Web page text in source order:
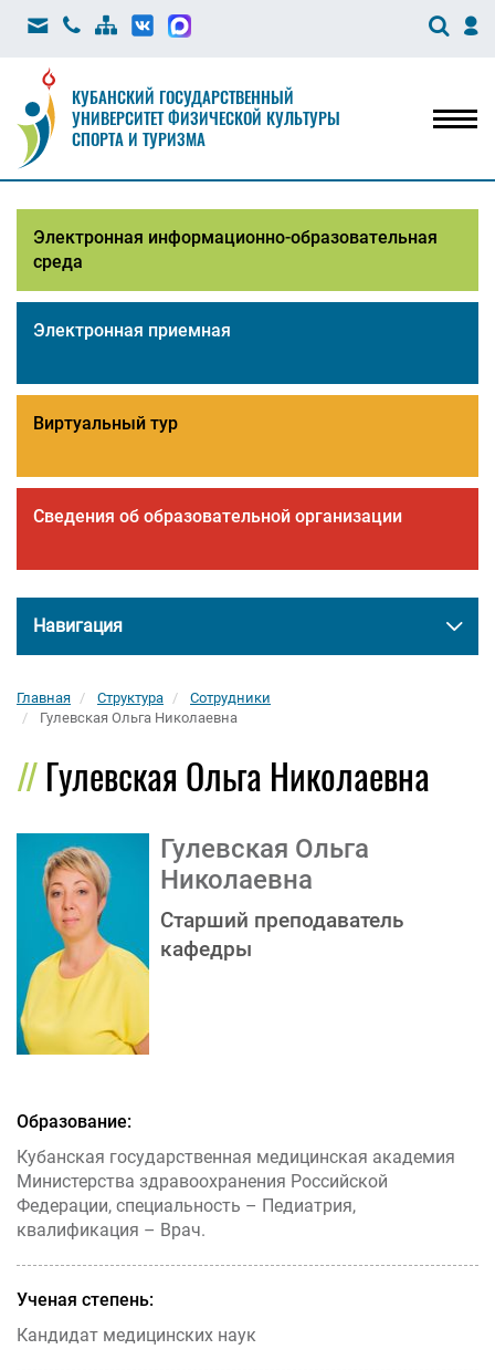
КУБАНСКИЙ ГОСУДАРСТВЕННЫЙ
УНИВЕРСИТЕТ ФИЗИЧЕСКОЙ КУЛЬТУРЫ
СПОРТА И ТУРИЗМА
Электронная информационно-образовательная
среда
Электронная приемная
Виртуальный тур
Сведения об образовательной организации
Навигация
Главная Структура
Сотрудники
Гулевская Ольга Николаевна
Гулевская Ольга Николаевна
Гулевская Ольга
Николаевна
Старший преподаватель
кафедры
Образование:
Кубанская государственная медицинская академия
Министерства здравоохранения Российской
Федерации, специальность – Педиатрия,
квалификация – Врач.
Ученая степень:
Кандидат медицинских наук